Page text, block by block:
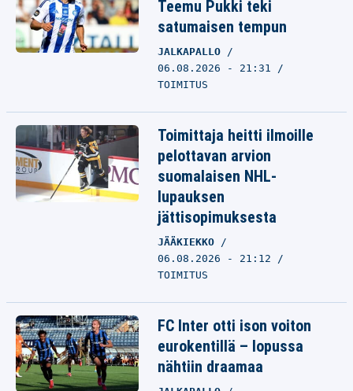
Teemu Pukki teki
satumaisen tempun
JALKAPALLO
06.08.2026 - 21:31
TOIMITUS
Toimittaja heitti ilmoille
pelottavan arvion
suomalaisen NHL-
lupauksen
jättisopimuksesta
JÄÄKIEKKO
06.08.2026 - 21:12
TOIMITUS
FC Inter otti ison voiton
eurokentillä – lopussa
nähtiin draamaa